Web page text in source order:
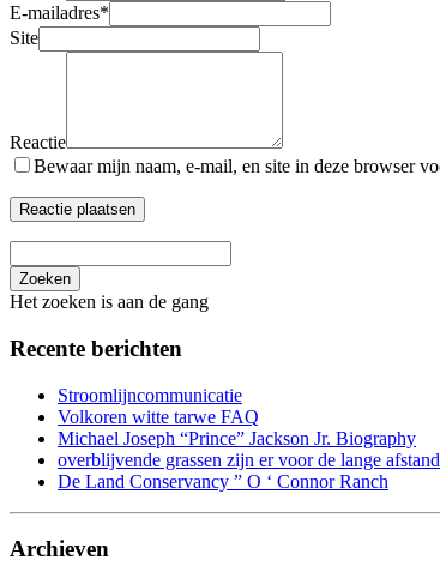
E-mailadres*
Site
Reactie
Bewaar mijn naam, e-mail, en site in deze browser
Zoeken
Het zoeken is aan de gang
Recente berichten
Stroomlijncommunicatie
Volkoren witte tarwe FAQ
Michael Joseph “Prince” Jackson Jr. Biography
overblijvende grassen zijn er voor de lange
De Land Conservancy ” O ‘ Connor Ranch
Archieven